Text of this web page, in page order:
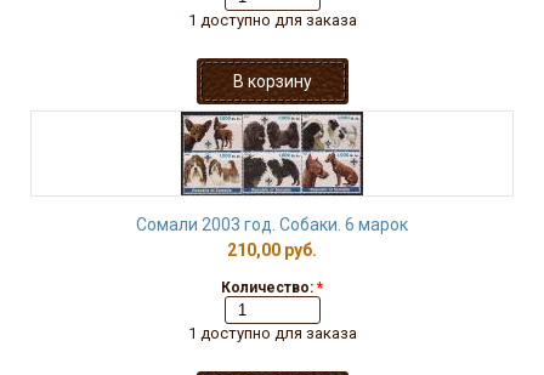
1 доступно для заказа
Сомали 2003 год. Собаки. 6 марок
210,00 руб.
Количество: *
1 доступно для заказа